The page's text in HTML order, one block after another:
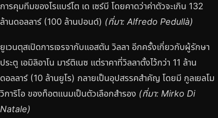
การคุมทีมของโรแบร์โต เด เซร์บี โดยคาดว่าค่าตัวจะเกิน 132
ล้านดอลลาร์ (100 ล้านปอนด์) (ที่มา: Alfredo Pedullà)
ยูเวนตุสเปิดการเจรจากับแอสตัน วิลลา อีกครั้งเกี่ยวกับผู้รักษา
ประตู เอมิลิอาโน มาร์ติเนซ แต่ราคาที่วิลลาตั้งไว้กว่า 11 ล้าน
ดอลลาร์ (10 ล้านยูโร) กลายเป็นอุปสรรคสำคัญ โดยมี กูลเยลโม
วิการิโอ ของท็อตแนมเป็นตัวเลือกสำรอง (ที่มา: Mirko Di
Natale)